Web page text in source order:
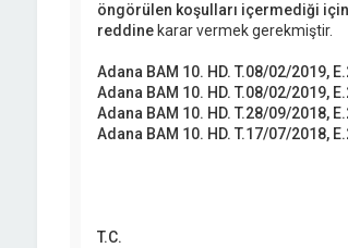
öngörülen koşulları içermediği
reddinekarar vermek gerekmiştir.
Adana BAM 10. HD. T.08/02/2019,
Adana BAM 10. HD. T.08/02/2019,
Adana BAM 10. HD. T.28/09/2018,
Adana BAM 10. HD. T.17/07/2018,
T.C.